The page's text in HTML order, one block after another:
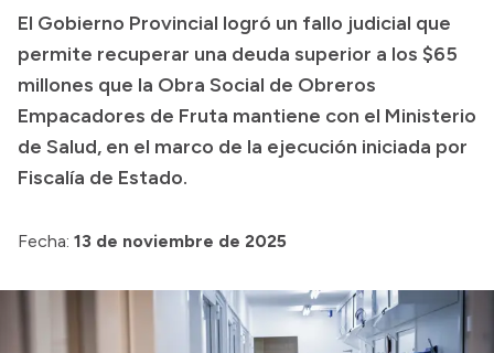
Transparencia
Inversión en Salud
Licitaciones
Consulta de expedientes
El Gobierno Provincial logró un fallo judicial que
permite recuperar una deuda superior a los $65
millones que la Obra Social de Obreros
Empacadores de Fruta mantiene con el Ministerio
de Salud, en el marco de la ejecución iniciada por
Fiscalía de Estado.
Fecha: 13 de noviembre de 2025